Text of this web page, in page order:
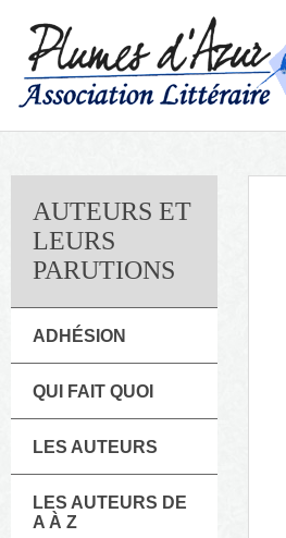
AUTEURS ET
LEURS
PARUTIONS
ADHÉSION
QUI FAIT QUOI
LES AUTEURS
LES AUTEURS DE
A À Z